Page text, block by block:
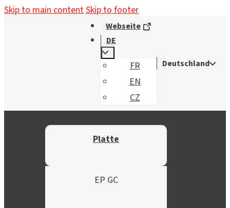
Skip to main contentSkip to footer
Webseite
DE
FR
EN
CZ
Deutschland
Platte
EP GC